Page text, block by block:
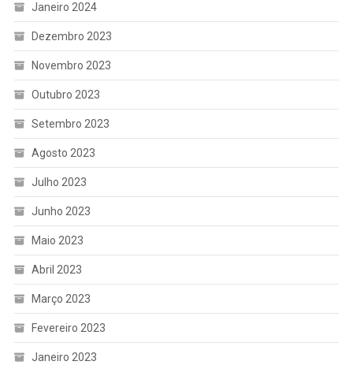
Janeiro 2024
Dezembro 2023
Novembro 2023
Outubro 2023
Setembro 2023
Agosto 2023
Julho 2023
Junho 2023
Maio 2023
Abril 2023
Março 2023
Fevereiro 2023
Janeiro 2023